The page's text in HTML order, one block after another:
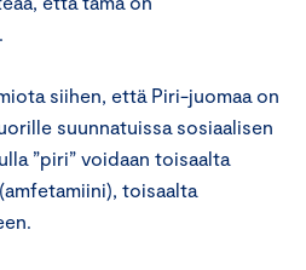
siihen, että Piri-juomaa on
suunnatuissa sosiaalisen
”piri” voidaan toisaalta
toisaalta